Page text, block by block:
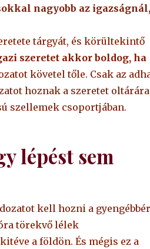
nagyobb az igazságnál,
tárgyát, és körültekintő
szeretet akkor boldog, ha
követel tőle. Csak az
hoznak a szeretet
szellemek csoportjában.
lépést sem
kell hozni a
törekvő lélek
a földön. És mégis ez a